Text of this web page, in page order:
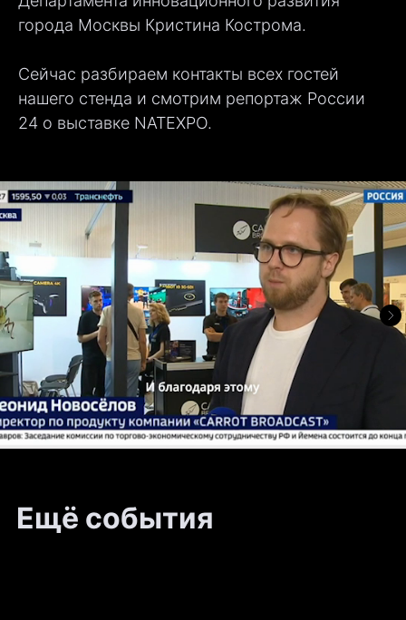
города Москвы Кристина Кострома.
Сейчас разбираем контакты всех гостей
нашего стенда и смотрим репортаж России
24 о выставке NATEXPO.
Ещё события